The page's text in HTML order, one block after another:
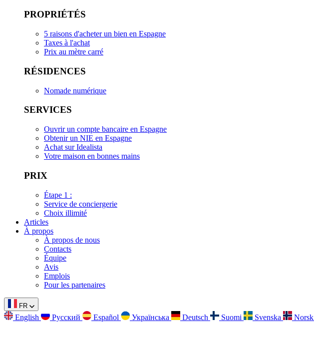
PROPRIÉTÉS
5 raisons d'acheter un bien en Espagne
Taxes à l'achat
Prix au mètre carré
RÉSIDENCES
Nomade numérique
SERVICES
Ouvrir un compte bancaire en Espagne
Obtenir un NIE en Espagne
Achat sur Idealista
Votre maison en bonnes mains
PRIX
Étape 1 :
Service de conciergerie
Choix illimité
Articles
À propos
À propos de nous
Contacts
Équipe
Avis
Emplois
Pour les partenaires
FR
English Русский Español Українська Deutsch Suomi Svenska Norsk